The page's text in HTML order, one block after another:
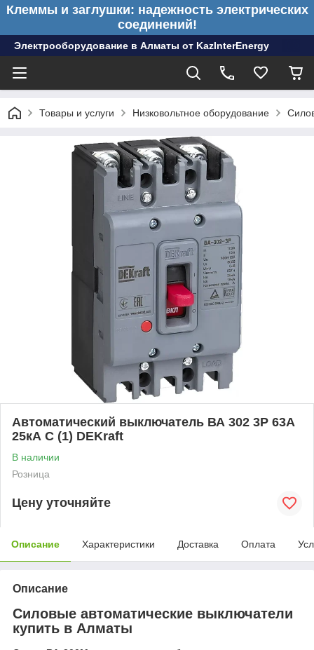
Клеммы и заглушки: надежность электрических
соединений!
Электрооборудование в Алматы от KazInterEnergy
Товары и услуги Низковольтное оборудование
Автоматический выключатель ВА 302 3P 63А
25кА С (1) DEKraft
В наличии
Розница
Цену уточняйте
Описание Характеристики Доставка Оплата
Описание
Силовые автоматические выключатели
купить в Алматы